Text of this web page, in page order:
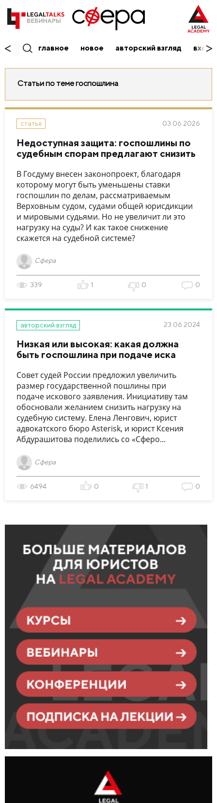
главное новое авторский взгляд вход/
Статьи по теме госпошлина
статья 03.06.2026
Недоступная защита: госпошлины по
судебным спорам предлагают снизить
В Госдуму внесен законопроект, благодаря
которому могут быть уменьшены ставки
госпошлин по делам, рассматриваемым
Верховным судом, судами общей юрисдикции
и мировыми судьями. Но не увеличит ли это
нагрузку на суды? И как такое снижение
скажется на судебной системе?
Сфера
339 1 0 0
авторский взгляд 23.06.2024
Низкая или высокая: какая должна
быть госпошлина при подаче иска
Совет судей России предложил увеличить
размер государственной пошлины при
подаче искового заявления. Инициативу там
обосновали желанием снизить нагрузку на
судебную систему. Елена Ленгович, юрист
адвокатского бюро Asterisk, и юрист Ксения
Абдурашитова поделились со «Сферо...
Сфера
6494 0 1 0